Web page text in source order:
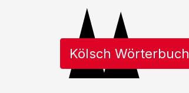
Kölsch Wörterbuch